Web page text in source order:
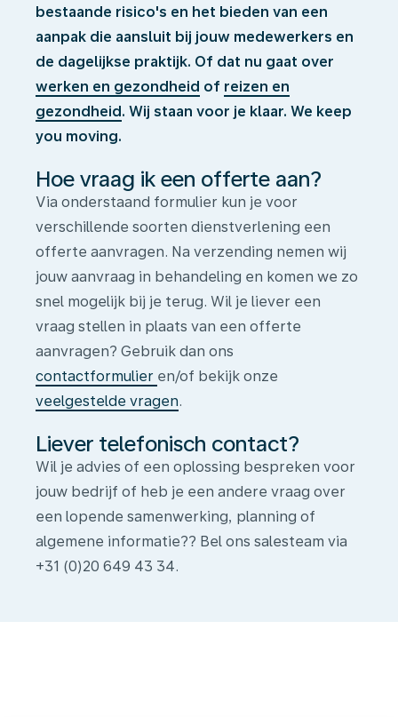
bestaande risico's en het bieden van een
aanpak die aansluit bij jouw medewerkers en
de dagelijkse praktijk. Of dat nu gaat over
werken en gezondheid of reizen en
gezondheid. Wij staan voor je klaar. We keep
you moving.
Hoe vraag ik een offerte aan?
Via onderstaand formulier kun je voor
verschillende soorten dienstverlening een
offerte aanvragen. Na verzending nemen wij
jouw aanvraag in behandeling en komen we zo
snel mogelijk bij je terug. Wil je liever een
vraag stellen in plaats van een offerte
aanvragen? Gebruik dan ons
contactformulier en/of bekijk onze
veelgestelde vragen.
Liever telefonisch contact?
Wil je advies of een oplossing bespreken voor
jouw bedrijf of heb je een andere vraag over
een lopende samenwerking, planning of
algemene informatie?? Bel ons salesteam via
+31 (0)20 649 43 34.
Formulier